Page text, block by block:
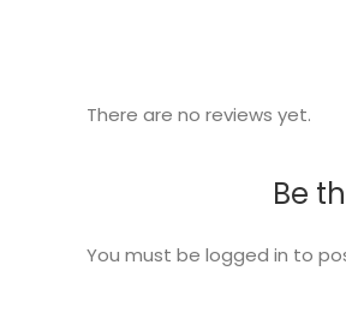
There are no reviews yet.
Be
You must be logged in to